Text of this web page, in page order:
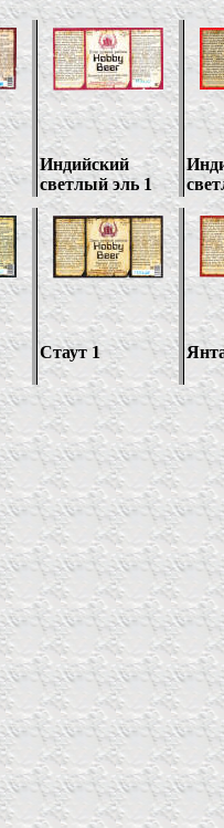
Индийский
светлый эль 1
Стаут 1